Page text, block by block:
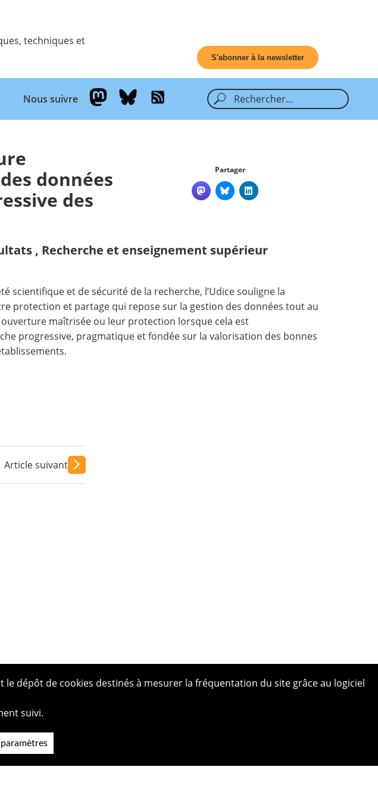
techniques et
S'abonner à la newsletter
Nous suivre
données
des
Partager
, Recherche et enseignement supérieur
scientifique et de sécurité de la recherche, l’Udice souligne la
protection et partage qui repose sur la gestion des données tout au
maîtrisée ou leur protection lorsque cela est
progressive, pragmatique et fondée sur la valorisation des bonnes
Article suivant
dépôt de cookies destinés à mesurer la fréquentation du site grâce au logiciel
suivi.